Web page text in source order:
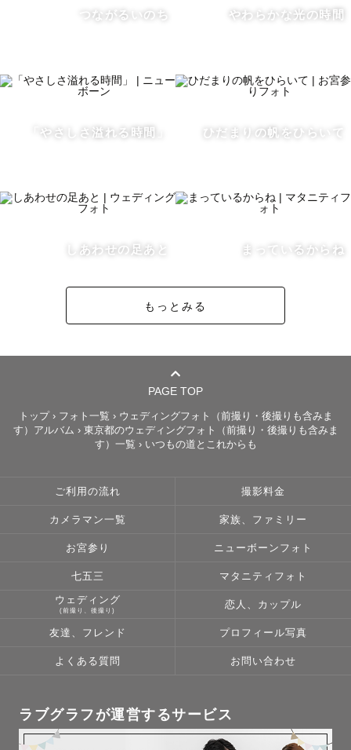
読書、旅行と答えます！📖
なのかもしれません。
苦手でも大丈夫です。
ょっぴりお話ください。
東京、千葉、埼玉、神奈川中心
上記以外の場所でもご相談ください！
（別途交通費かかる場合は相談させていただきます）
緊張しちゃうな、写真撮られることあんまりないな、大丈
わからないことがあると、そわそわしちゃうと思います。
不安なことがあればなんでも伝えてください！
どんな雰囲気がいいか、どんな写真を残したいか、お話し
ながら一緒に思い出を残しましょう。
こんなこともあったな、このときこんな大変だったんだ
よ、でもねしあわせだよ
つながるいのち やわらかな光の時間
「やさしさ溢れる時間」 ひだまりの帆をひらいて
しあわせの足あと まっているからね
もっとみる
PAGE TOP
トップ› フォト一覧 › ウェディングフォト（前撮り・後撮りも含みま
す）アルバム › 東京都のウェディングフォト（前撮り・後撮りも含みま
す）一覧 › いつもの道とこれからも
ご利用の流れ 撮影料金
カメラマン一覧 家族、ファミリー
お宮参り ニューボーンフォト
七五三 マタニティフォト
ウェディング
(前撮り、後撮り)
恋人、カップル
友達、フレンド プロフィール写真
よくある質問 お問い合わせ
ラブグラフが運営するサービス